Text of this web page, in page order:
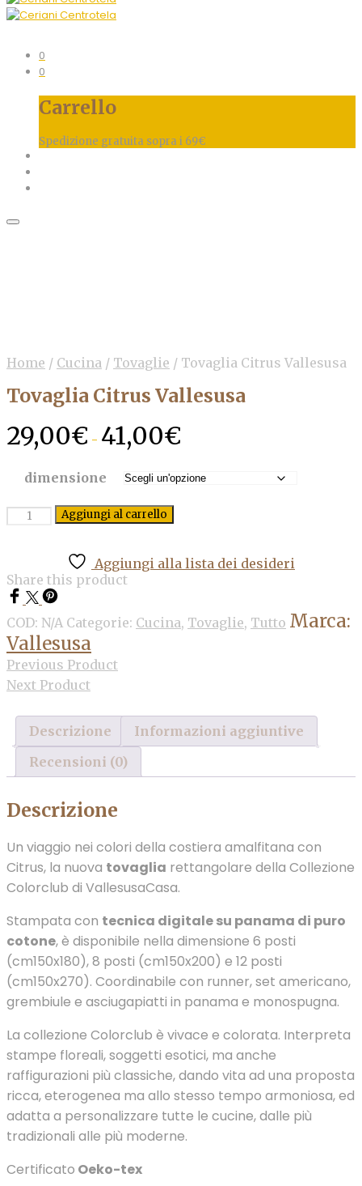
0
0
Carrello
Spedizione gratuita sopra i 69€
Home / Cucina / Tovaglie / Tovaglia Citrus Vallesusa
Tovaglia Citrus Vallesusa
29,00€ - 41,00€
da
dimensione
QuantitàAggiungi al carrello
Aggiungi alla lista dei desideri
Share this product
COD: N/A Categorie: Cucina, Tovaglie, Tutto Marca:
Vallesusa
Previous Product
Next Product
Descrizione
Informazioni aggiuntive
Recensioni (0)
Descrizione
Un viaggio nei colori della costiera amalfitana con
Citrus, la nuova tovaglia rettangolare della Collezione
Colorclub di VallesusaCasa.
Stampata con tecnica digitale su panama di puro
cotone, è disponibile nella dimensione 6 posti
(cm150x180), 8 posti (cm150x200) e 12 posti
(cm150x270). Coordinabile con runner, set americano,
grembiule e asciugapiatti in panama e monospugna.
La collezione Colorclub è vivace e colorata. Interpreta
stampe floreali, soggetti esotici, ma anche
raffigurazioni più classiche, dando vita ad una proposta
ricca, eterogenea ma allo stesso tempo armoniosa, ed
adatta a personalizzare tutte le cucine, dalle più
tradizionali alle più moderne.
Certificato Oeko-tex